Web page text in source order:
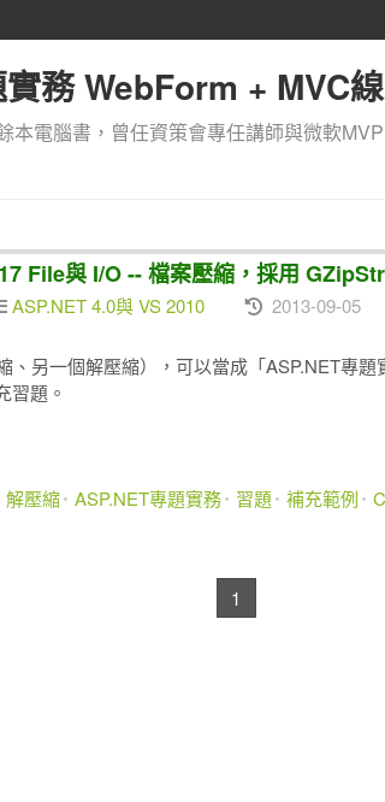
務 WebForm + MVC
本電腦書，曾任資策會專任講師與微軟
File與 I/O -- 檔案壓縮，採用
ASP.NET 4.0與 VS 2010 2013-09-05
、另一個解壓縮），可以當成「ASP.NET專題
習題。
解壓縮 ASP.NET專題實務 習題 補充範例
1